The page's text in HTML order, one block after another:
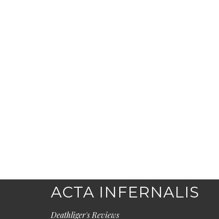
ACTA INFERNALIS
Deathliger's Reviews